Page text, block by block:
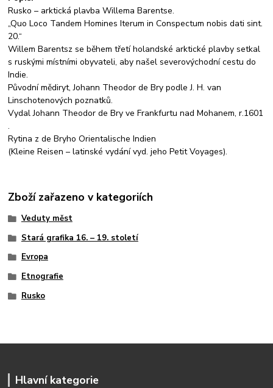
Rusko – arktická plavba Willema Barentse.
„Quo Loco Tandem Homines Iterum in Conspectum nobis dati sint.
20.“
Willem Barentsz se během třetí holandské arktické plavby setkal
s ruskými místními obyvateli, aby našel severovýchodní cestu do
Indie.
Původní mědiryt, Johann Theodor de Bry podle J. H. van
Linschotenových poznatků.
Vydal Johann Theodor de Bry ve Frankfurtu nad Mohanem, r.1601
.
Rytina z de Bryho Orientalische Indien
(Kleine Reisen – latinské vydání vyd. jeho Petit Voyages).
Zboží zařazeno v kategoriích
Veduty měst
Stará grafika 16. – 19. století
Evropa
Etnografie
Rusko
Hlavní kategorie